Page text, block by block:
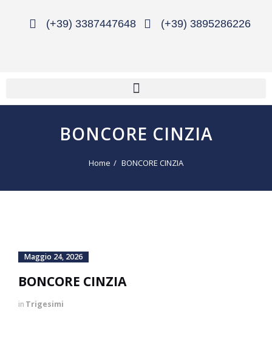
(+39) 3387447648 (+39) 3895286226
BONCORE CINZIA
Home BONCORE CINZIA
Maggio 24, 2026
BONCORE CINZIA
in Trigesimi